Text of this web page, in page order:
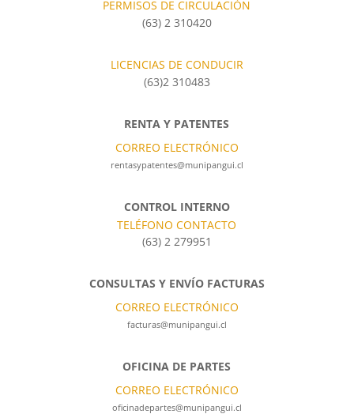
PERMISOS DE CIRCULACIÓN
(63) 2 310420
LICENCIAS DE CONDUCIR
(63)2 310483
RENTA Y PATENTES
CORREO ELECTRÓNICO
rentasypatentes@munipangui.cl
CONTROL INTERNO
TELÉFONO CONTACTO
(63) 2 279951
CONSULTAS Y ENVÍO FACTURAS
CORREO ELECTRÓNICO
facturas@munipangui.cl
OFICINA DE PARTES
CORREO ELECTRÓNICO
oficinadepartes@munipangui.cl